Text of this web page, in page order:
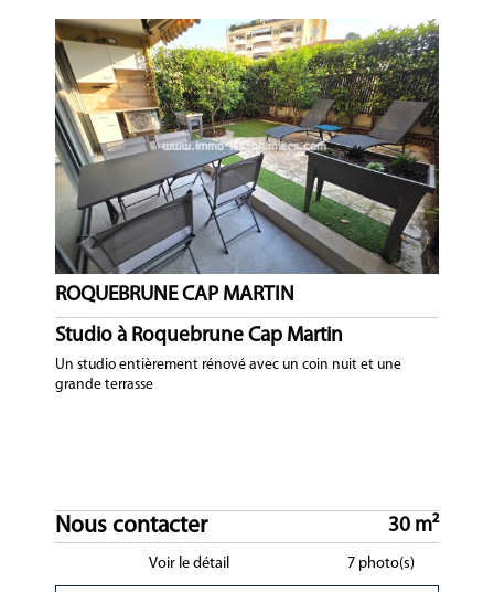
ROQUEBRUNE CAP MARTIN
Studio à Roquebrune Cap Martin
Un studio entièrement rénové avec un coin nuit et une
grande terrasse
Nous contacter 30 m²
Voir le détail 7 photo(s)